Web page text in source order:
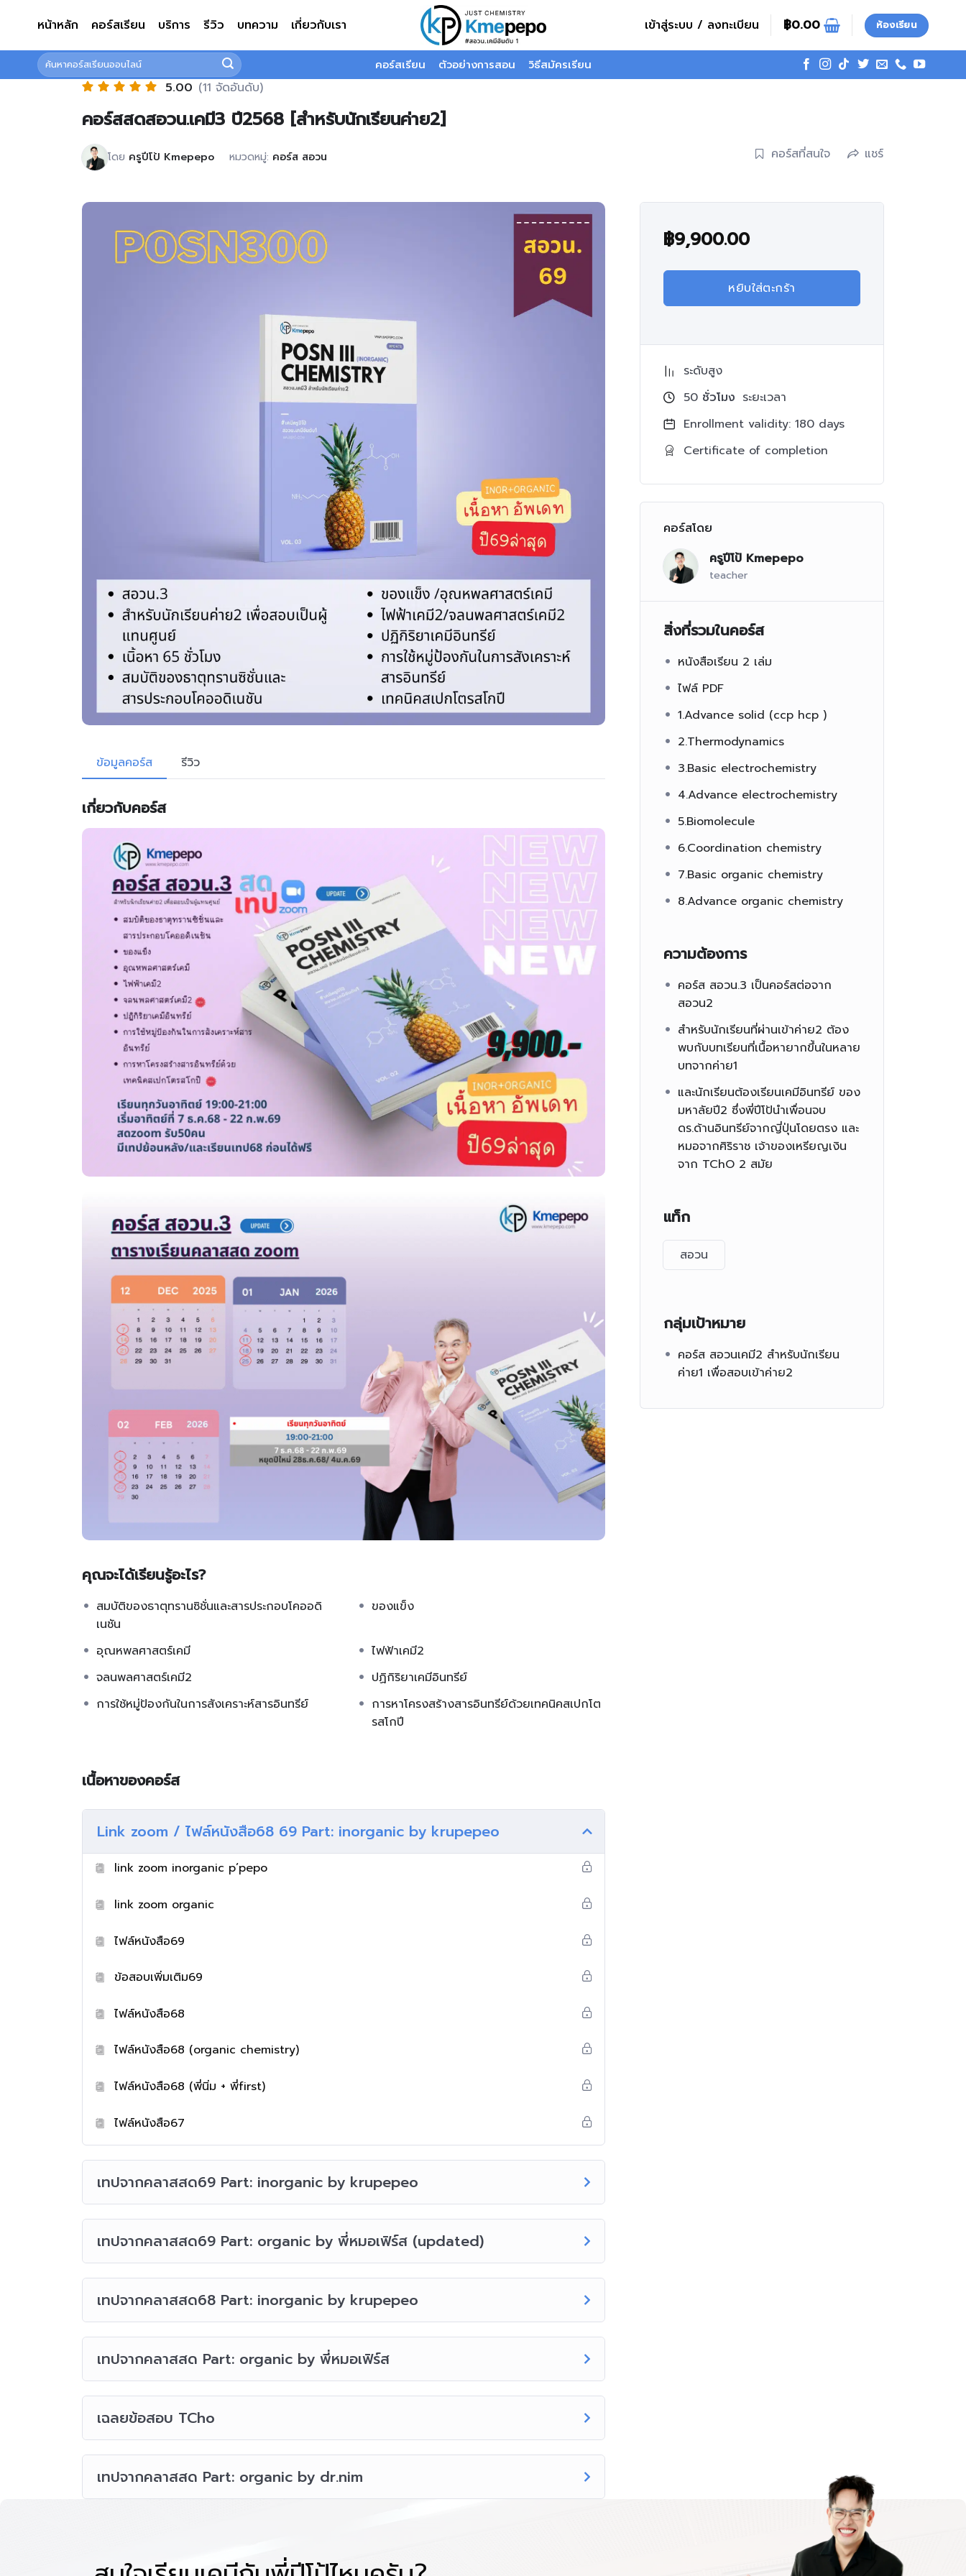
หน้าหลัก คอร์สเรียน บริการ รีวิว บทความ เกี่ยวกับเรา เข้าสู่ระบบ / ลงทะเบียน ฿0.00 ห้องเรียน
ค้นหา: คอร์สเรียน ตัวอย่างการสอน วิธีสมัครเรียน
5.00 (11 จัดอันดับ)
คอร์สสดสอวน.เคมี3 ปี2568 [สำหรับนักเรียนค่าย2]
โดย ครูปีโป้ Kmepepo หมวดหมู่: คอร์ส สอวน คอร์สที่สนใจ แชร์
ข้อมูลคอร์ส รีวิว
เกี่ยวกับคอร์ส
คุณจะได้เรียนรู้อะไร?
สมบัติของธาตุทรานซิชั่นและสารประกอบโคออดิ
เนชัน
ของแข็ง
อุณหพลศาสตร์เคมี
ไฟฟ้าเคมี2
จลนพลศาสตร์เคมี2
ปฏิกิริยาเคมีอินทรีย์
การใช้หมู่ป้องกันในการสังเคราะห์สารอินทรีย์
การหาโครงสร้างสารอินทรีย์ด้วยเทคนิคสเปกโต
รสโกปี
เนื้อหาของคอร์ส
Link zoom / ไฟล์หนังสือ68 69 Part: inorganic by krupepeo
link zoom inorganic p’pepo
link zoom organic
ไฟล์หนังสือ69
ข้อสอบเพิ่มเติม69
ไฟล์หนังสือ68
ไฟล์หนังสือ68 (organic chemistry)
ไฟล์หนังสือ68 (พี่นิ่ม + พี่first)
ไฟล์หนังสือ67
เทปจากคลาสสด69 Part: inorganic by krupepeo
เทปจากคลาสสด69 Part: organic by พี่หมอเฟิร์ส (updated)
เทปจากคลาสสด68 Part: inorganic by krupepeo
เทปจากคลาสสด Part: organic by พี่หมอเฟิร์ส
เฉลยข้อสอบ TCho
เทปจากคลาสสด Part: organic by dr.nim
฿9,900.00
หยิบใส่ตะกร้า
ระดับสูง
50 ชั่วโมง ระยะเวลา
Enrollment validity: 180 days
Certificate of completion
คอร์สโดย
ครูปีโป้ Kmepepo
teacher
สิ่งที่รวมในคอร์ส
หนังสือเรียน 2 เล่ม
ไฟล์ PDF
1.Advance solid (ccp hcp )
2.Thermodynamics
3.Basic electrochemistry
4.Advance electrochemistry
5.Biomolecule
6.Coordination chemistry
7.Basic organic chemistry
8.Advance organic chemistry
ความต้องการ
คอร์ส สอวน.3 เป็นคอร์สต่อจาก
สอวน2
สำหรับนักเรียนที่ผ่านเข้าค่าย2 ต้อง
พบกับบทเรียนที่เนื้อหายากขึ้นในหลาย
บทจากค่าย1
และนักเรียนต้องเรียนเคมีอินทรีย์ ของ
มหาลัยปี2 ซึ่งพี่ปีโป้นำเพื่อนจบ
ดร.ด้านอินทรีย์จากญี่ปุ่นโดยตรง และ
หมอจากศิริราช เจ้าของเหรียญเงิน
จาก TChO 2 สมัย
แท็ก
สอวน
กลุ่มเป้าหมาย
คอร์ส สอวนเคมี2 สำหรับนักเรียน
ค่าย1 เพื่อสอบเข้าค่าย2